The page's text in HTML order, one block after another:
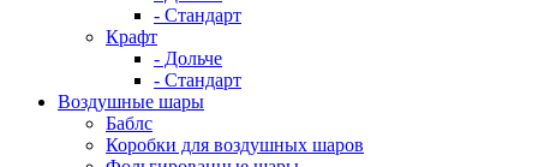
- Стандарт
Крафт
- Дольче
- Стандарт
Воздушные шары
Баблс
Коробки для воздушных шаров